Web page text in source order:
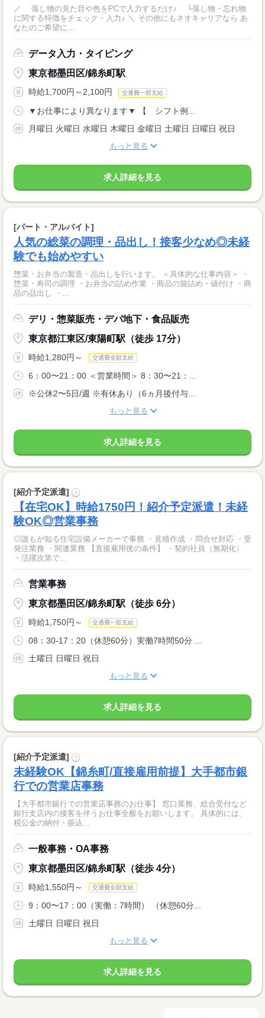
／ 落し物の見た目や色をPCで入力するだけ♪ └落し物・忘れ物
に関する特徴をチェック・入力♪ ＼ その他にもネオキャリアなら あ
なたのご希望に...
データ入力・タイピング
東京都墨田区/錦糸町駅
時給1,700円～2,100円 交通費一部支給
▼お仕事により異なります▼ 【 シフト例...
月曜日 火曜日 水曜日 木曜日 金曜日 土曜日 日曜日 祝日
もっと見る
求人詳細を見る
[パート・アルバイト]
人気の総菜の調理・品出し！接客少なめ◎未経
験でも始めやすい
惣菜・お弁当の製造・品出しを行います。 ＜具体的な仕事内容＞ ・
惣菜・寿司の調理 ・お弁当の詰め作業 ・商品の袋詰め・値付け ・商
品の品出し ・...
デリ・惣菜販売・デパ地下・食品販売
東京都江東区/東陽町駅（徒歩 17分）
時給1,280円～ 交通費全額支給
6：00〜21：00 ＜営業時間＞ 8：30〜21：...
※公休2〜5日/週 ※有休あり（6ヵ月後付与...
もっと見る
求人詳細を見る
[紹介予定派遣] ?
【在宅OK】時給1750円！紹介予定派遣！未経
験OK◎営業事務
◎誰もが知る住宅設備メーカーで事務 ・見積作成 ・問合せ対応 ・受
発注業務 ・関連業務 【直接雇用後の条件】 ・契約社員（無期化）
・活躍次第で...
営業事務
東京都墨田区/錦糸町駅（徒歩 6分）
時給1,750円～ 交通費一部支給
08：30-17：20（休憩60分）実働7時間50分 ...
土曜日 日曜日 祝日
もっと見る
求人詳細を見る
[紹介予定派遣] ?
未経験OK【錦糸町/直接雇用前提】大手都市銀
行での営業店事務
【大手都市銀行での営業店事務のお仕事】 窓口業務、総合受付など
銀行支店内の接客を伴うお仕事全般をお願いします。 具体的には、
税公金の納付・振込...
一般事務・OA事務
東京都墨田区/錦糸町駅（徒歩 4分）
時給1,550円～ 交通費全額支給
9：00〜17：00（実働：7時間） （休憩60分...
土曜日 日曜日 祝日
もっと見る
求人詳細を見る